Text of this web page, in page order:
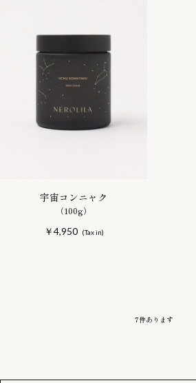
宇宙コンニャク
（100g）
￥4,950
7件あります